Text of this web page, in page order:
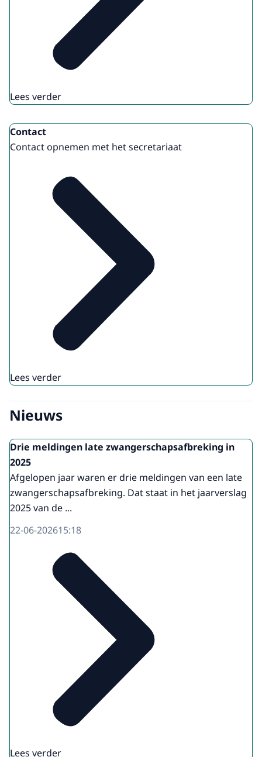
Lees verder
Contact
Contact opnemen met het secretariaat
Lees verder
Nieuws
Drie meldingen late zwangerschapsafbreking in
2025
Afgelopen jaar waren er drie meldingen van een late
zwangerschapsafbreking. Dat staat in het jaarverslag
2025 van de ...
22-06-202615:18
Lees verder